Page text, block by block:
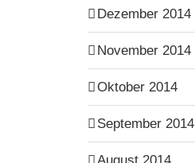
Dezember 2014
November 2014
Oktober 2014
September 2014